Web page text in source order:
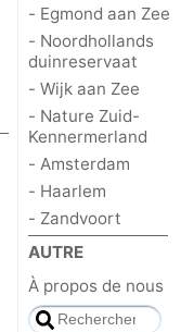
- Egmond aan Zee
- Noordhollands
duinreservaat
- Wijk aan Zee
- Nature Zuid-
Kennermerland
- Amsterdam
- Haarlem
- Zandvoort
AUTRE
À propos de nous